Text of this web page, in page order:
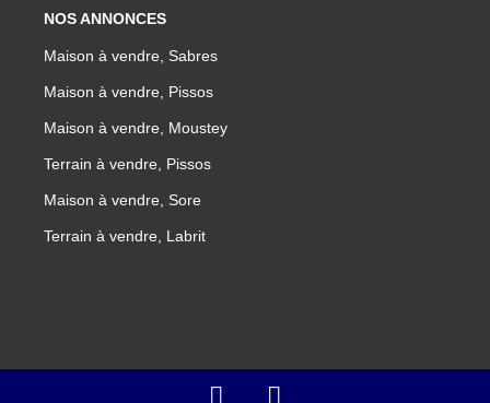
NOS ANNONCES
Maison à vendre, Sabres
Maison à vendre, Pissos
Maison à vendre, Moustey
Terrain à vendre, Pissos
Maison à vendre, Sore
Terrain à vendre, Labrit